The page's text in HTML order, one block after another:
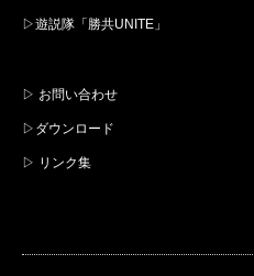
▷遊説隊「勝共UNITE」
▷ お問い合わせ
▷ダウンロード
▷ リンク集